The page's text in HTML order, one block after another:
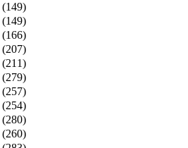
(149)
(149)
(166)
(207)
(211)
(279)
(257)
(254)
(280)
(260)